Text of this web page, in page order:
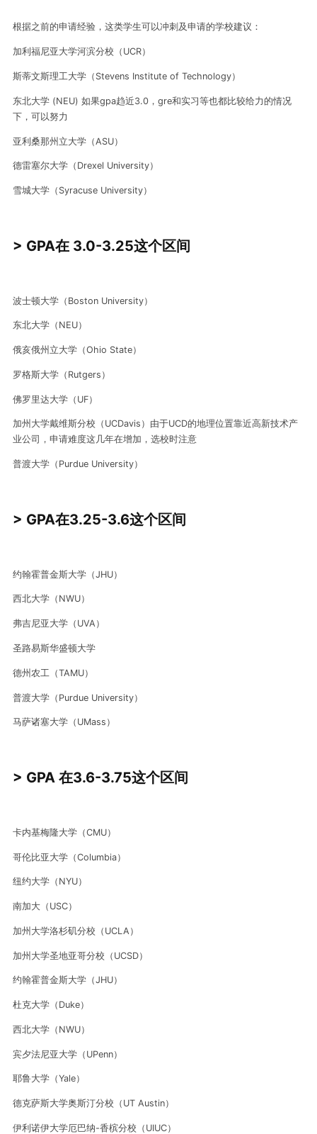
根据之前的申请经验，这类学生可以冲刺及申请的学校建议：
加利福尼亚大学河滨分校（UCR）
斯蒂文斯理工大学（Stevens Institute of Technology）
东北大学 (NEU) 如果gpa趋近3.0，gre和实习等也都比较给力的情况
下，可以努力
亚利桑那州立大学（ASU）
德雷塞尔大学（Drexel University）
雪城大学（Syracuse University）
> GPA在 3.0-3.25这个区间
波士顿大学（Boston University）
东北大学（NEU）
俄亥俄州立大学（Ohio State）
罗格斯大学（Rutgers）
佛罗里达大学（UF）
加州大学戴维斯分校（UCDavis）由于UCD的地理位置靠近高新技术产
业公司，申请难度这几年在增加，选校时注意
普渡大学（Purdue University）
> GPA在3.25-3.6这个区间
约翰霍普金斯大学（JHU）
西北大学（NWU）
弗吉尼亚大学（UVA）
圣路易斯华盛顿大学
德州农工（TAMU）
普渡大学（Purdue University）
马萨诸塞大学（UMass）
> GPA 在3.6-3.75这个区间
卡内基梅隆大学（CMU）
哥伦比亚大学（Columbia）
纽约大学（NYU）
南加大（USC）
加州大学洛杉矶分校（UCLA）
加州大学圣地亚哥分校（UCSD）
约翰霍普金斯大学（JHU）
杜克大学（Duke）
西北大学（NWU）
宾夕法尼亚大学（UPenn）
耶鲁大学（Yale）
德克萨斯大学奥斯汀分校（UT Austin）
伊利诺伊大学厄巴纳-香槟分校（UIUC）